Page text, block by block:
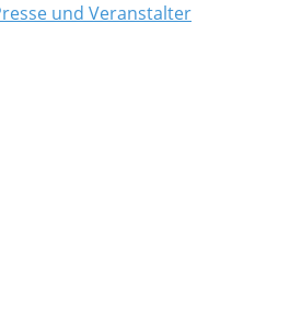
und Veranstalter